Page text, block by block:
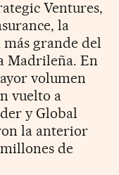
Ventures,
la
grande del
Madrileña. En
volumen
vuelto a
y Global
la anterior
de